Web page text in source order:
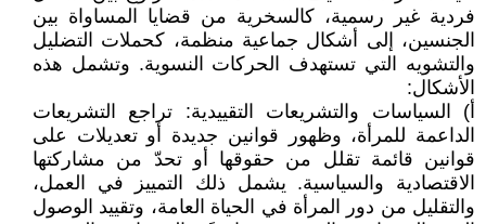
فردية غير رسمية، كالسخرية من قضايا المساواة بين
الجنسين، إلى أشكال جماعية منظمة، كحملات التضليل
والتشويه التي تستهدف الحركات النسوية. وتشمل هذه
الأشكال:
‌أ) السياسات والتشريعات التقييدية: تراجع التشريعات
الداعمة للمرأة، وظهور قوانين جديدة أو تعديلات على
قوانين قائمة تقلل من حقوقها أو تحدّ من مشاركتها
الاقتصادية والسياسية. يشمل ذلك التمييز في العمل،
والتقليل من دور المرأة في الحياة العامة، وتقييد الوصول